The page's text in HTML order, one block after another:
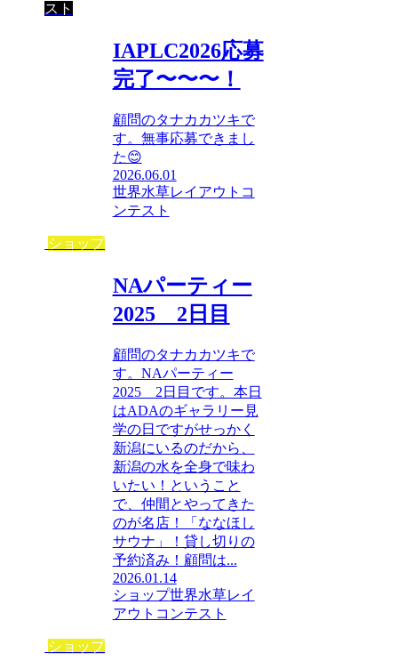
スト
IAPLC2026応募
完了〜〜〜！
顧問のタナカカツキで
す。無事応募できまし
た😊
2026.06.01
世界水草レイアウトコ
ンテスト
ショップ
NAパーティー
2025 2日目
顧問のタナカカツキで
す。NAパーティー
2025 2日目です。本日
はADAのギャラリー見
学の日ですがせっかく
新潟にいるのだから、
新潟の水を全身で味わ
いたい！ということ
で、仲間とやってきた
のが名店！「ななほし
サウナ」！貸し切りの
予約済み！顧問は...
2026.01.14
ショップ世界水草レイ
アウトコンテスト
ショップ